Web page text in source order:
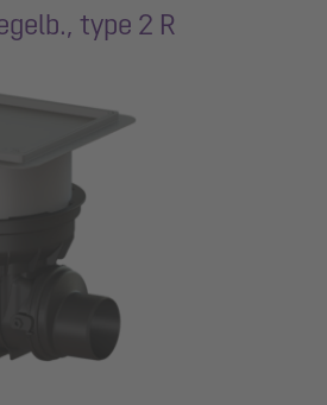
type 2 R